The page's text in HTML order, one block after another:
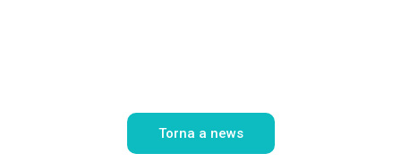
Torna a news